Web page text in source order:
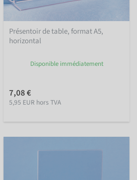
Présentoir de table, format A5,
horizontal
Disponible immédiatement
7,08 €
5,95 EUR hors TVA